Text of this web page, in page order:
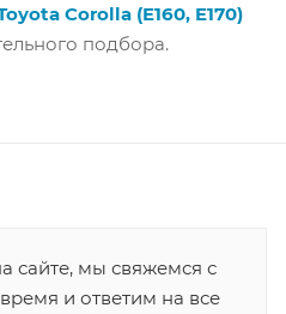
Corolla (E160, E170)
подбора.
сайте, мы свяжемся с
и ответим на все